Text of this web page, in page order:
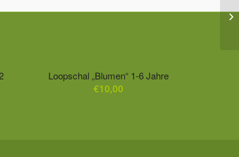
Loopschal „Blumen“ 1-6 Jahre
€10,00